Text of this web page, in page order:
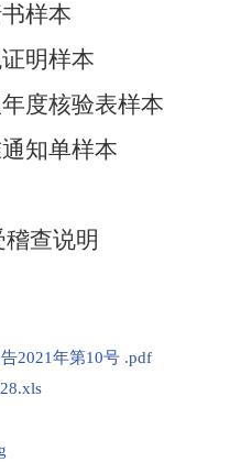
样本
明样本
年度核验表样本
知单样本
稽查说明
2021年第10号 .pdf